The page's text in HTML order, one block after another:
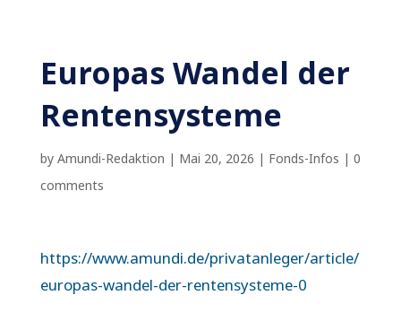
Europas Wandel der
Rentensysteme
by Amundi-Redaktion | Mai 20, 2026 | Fonds-Infos | 0
comments
https://www.amundi.de/privatanleger/article/
europas-wandel-der-rentensysteme-0